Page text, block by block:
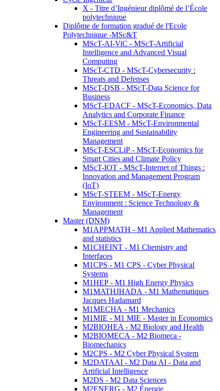
X - Titre d’Ingénieur diplômé de l’École
polytechnique
Diplôme de formation gradué de l'Ecole
Polytechnique -MSc&T
MScT-AI-ViC - MScT-Artificial
Intelligence and Advanced Visual
Computing
MScT-CTD - MScT-Cybersecurity :
Threats and Defenses
MScT-DSB - MScT-Data Science for
Business
MScT-EDACF - MScT-Economics, Data
Analytics and Corporate Finance
MScT-EESM - MScT-Environmental
Engineering and Sustainability
Management
MScT-ESCLiP - MScT-Economics for
Smart Cities and Climate Policy
MScT-IOT - MScT-Internet of Things :
Innovation and Management Program
(IoT)
MScT-STEEM - MScT-Energy
Environment : Science Technology &
Management
Master (DNM)
M1APPMATH - M1 Applied Mathematics
and statistics
M1CHEINT - M1 Chemistry and
Interfaces
M1CPS - M1 CPS - Cyber Physical
Systems
M1HEP - M1 High Energy Physics
M1MATHJHADA - M1 Mathematiques
Jacques Hadamard
M1MECHA - M1 Mechanics
M1MIE - M1 MIE - Master in Economics
M2BIOHEA - M2 Biology and Health
M2BIOMECA - M2 Biomeca -
Biomechanics
M2CPS - M2 Cyber Physical System
M2DATAAI - M2 Data AI - Data and
Artificial Intelligence
M2DS - M2 Data Sciences
M2ENERG - M2 Énergie